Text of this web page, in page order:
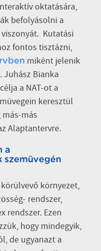
oktatására,
befolyásolni a
Kutatási
fontos tisztázni,
miként jelenik
Juhász Bianka
a NAT-ot a
keresztül
más
Alaptantervre.
a
szemüvegén
környezet,
rendszer,
rendszer. Ezen
hogy mindegyik,
de ugyanazt a